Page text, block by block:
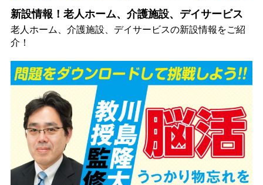
新設情報！老人ホーム、介護施設、デイサービス
老人ホーム、介護施設、デイサービスの新設情報をご紹
介！